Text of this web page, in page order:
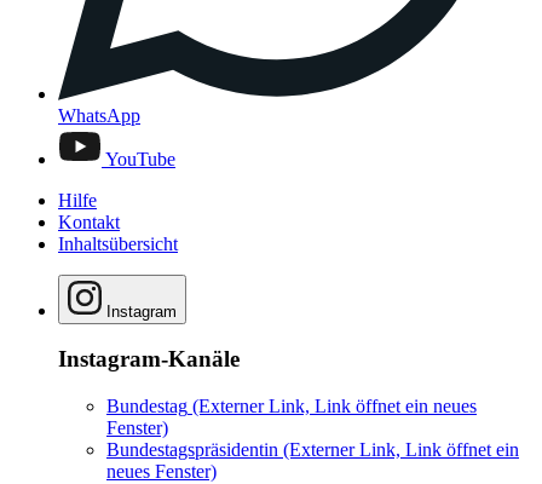
WhatsApp
YouTube
Hilfe
Kontakt
Inhaltsübersicht
Instagram
Instagram-Kanäle
Bundestag (Externer Link, Link öffnet ein neues
Fenster)
Bundestagspräsidentin (Externer Link, Link öffnet ein
neues Fenster)